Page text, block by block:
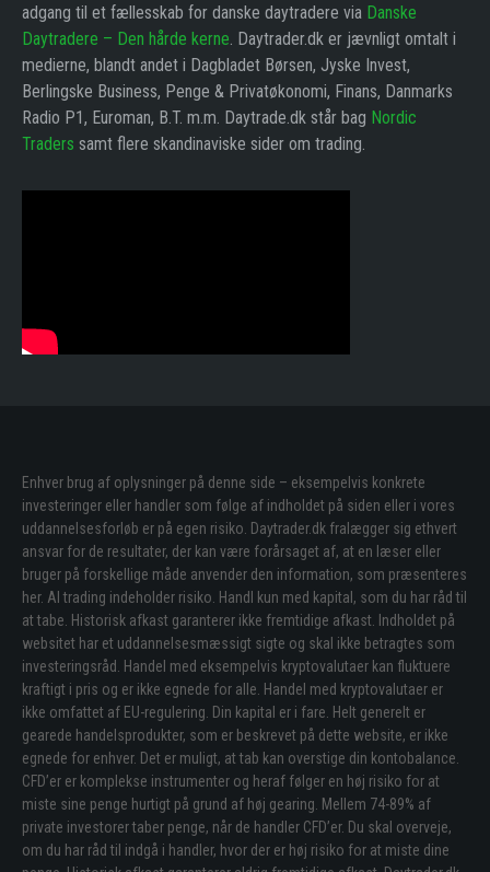
adgang til et fællesskab for danske daytradere via Danske
Daytradere – Den hårde kerne. Daytrader.dk er jævnligt omtalt i
medierne, blandt andet i Dagbladet Børsen, Jyske Invest,
Berlingske Business, Penge & Privatøkonomi, Finans, Danmarks
Radio P1, Euroman, B.T. m.m. Daytrade.dk står bag Nordic
Traders samt flere skandinaviske sider om trading.
Enhver brug af oplysninger på denne side – eksempelvis konkrete
investeringer eller handler som følge af indholdet på siden eller i vores
uddannelsesforløb er på egen risiko. Daytrader.dk fralægger sig ethvert
ansvar for de resultater, der kan være forårsaget af, at en læser eller
bruger på forskellige måde anvender den information, som præsenteres
her. Al trading indeholder risiko. Handl kun med kapital, som du har råd til
at tabe. Historisk afkast garanterer ikke fremtidige afkast. Indholdet på
websitet har et uddannelsesmæssigt sigte og skal ikke betragtes som
investeringsråd. Handel med eksempelvis kryptovalutaer kan fluktuere
kraftigt i pris og er ikke egnede for alle. Handel med kryptovalutaer er
ikke omfattet af EU-regulering. Din kapital er i fare. Helt generelt er
gearede handelsprodukter, som er beskrevet på dette website, er ikke
egnede for enhver. Det er muligt, at tab kan overstige din kontobalance.
CFD’er er komplekse instrumenter og heraf følger en høj risiko for at
miste sine penge hurtigt på grund af høj gearing. Mellem 74-89% af
private investorer taber penge, når de handler CFD’er. Du skal overveje,
om du har råd til indgå i handler, hvor der er høj risiko for at miste dine